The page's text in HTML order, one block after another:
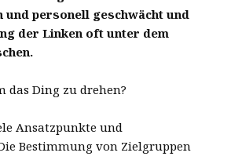
personell geschwächt und
der Linken oft unter dem
das Ding zu drehen?
Ansatzpunkte und
Bestimmung von Zielgruppen